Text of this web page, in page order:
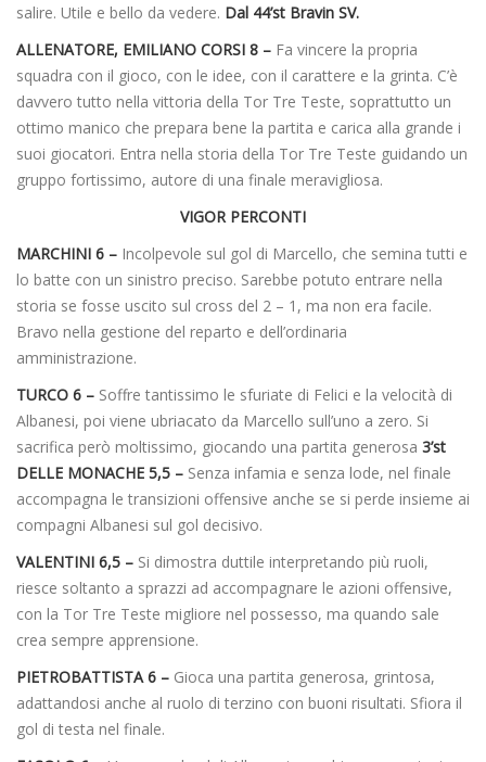
salire. Utile e bello da vedere. Dal 44’st Bravin SV.
ALLENATORE, EMILIANO CORSI 8 – Fa vincere la propria
squadra con il gioco, con le idee, con il carattere e la grinta. C’è
davvero tutto nella vittoria della Tor Tre Teste, soprattutto un
ottimo manico che prepara bene la partita e carica alla grande i
suoi giocatori. Entra nella storia della Tor Tre Teste guidando un
gruppo fortissimo, autore di una finale meravigliosa.
VIGOR PERCONTI
MARCHINI 6 – Incolpevole sul gol di Marcello, che semina tutti e
lo batte con un sinistro preciso. Sarebbe potuto entrare nella
storia se fosse uscito sul cross del 2 – 1, ma non era facile.
Bravo nella gestione del reparto e dell’ordinaria
amministrazione.
TURCO 6 – Soffre tantissimo le sfuriate di Felici e la velocità di
Albanesi, poi viene ubriacato da Marcello sull’uno a zero. Si
sacrifica però moltissimo, giocando una partita generosa 3’st
DELLE MONACHE 5,5 – Senza infamia e senza lode, nel finale
accompagna le transizioni offensive anche se si perde insieme ai
compagni Albanesi sul gol decisivo.
VALENTINI 6,5 – Si dimostra duttile interpretando più ruoli,
riesce soltanto a sprazzi ad accompagnare le azioni offensive,
con la Tor Tre Teste migliore nel possesso, ma quando sale
crea sempre apprensione.
PIETROBATTISTA 6 – Gioca una partita generosa, grintosa,
adattandosi anche al ruolo di terzino con buoni risultati. Sfiora il
gol di testa nel finale.